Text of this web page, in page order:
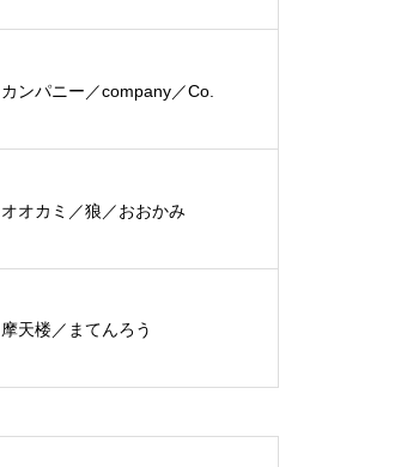
カンパニー／company／Co.
オオカミ／狼／おおかみ
摩天楼／まてんろう